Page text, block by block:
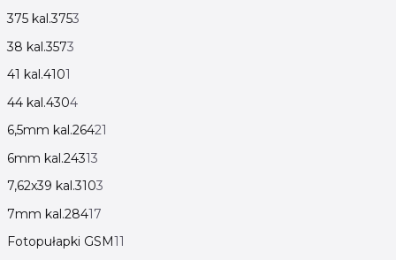
375 kal.3753
38 kal.3573
41 kal.4101
44 kal.4304
6,5mm kal.26421
6mm kal.24313
7,62x39 kal.3103
7mm kal.28417
Fotopułapki GSM11